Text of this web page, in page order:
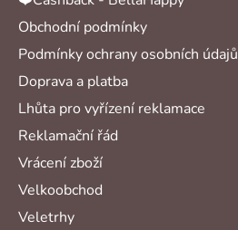
Obchodní podmínky
Podmínky ochrany osobních údajů
Doprava a platba
Lhůta pro vyřízení reklamace
Reklamační řád
Vrácení zboží
Velkoobchod
Veletrhy